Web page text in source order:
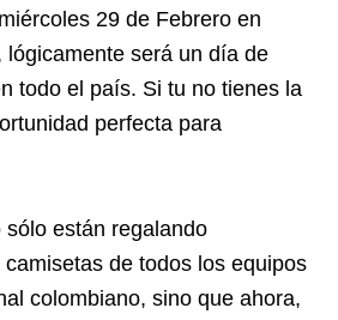
29 de Febrero en
lógicamente será un día de
todo el país. Si tu no tienes la
perfecta para
están regalando
de todos los equipos
colombiano, sino que ahora,